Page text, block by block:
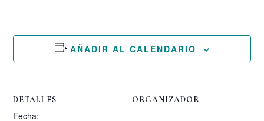
AÑADIR AL CALENDARIO
DETALLES
Fecha:
ORGANIZADOR